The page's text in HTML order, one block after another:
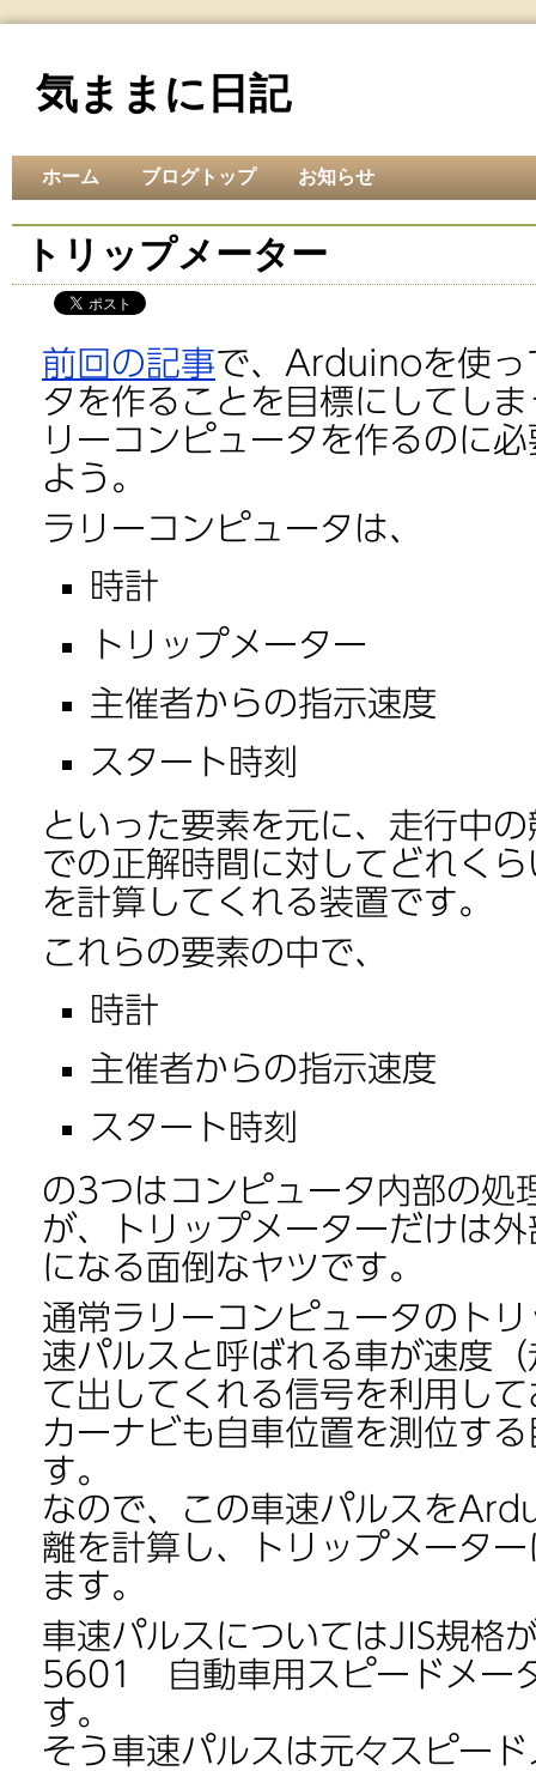
気ままに日記
ホーム ブログトップ お知らせ
トリップメーター
前回の記事で、Arduinoを使っ
タを作ることを目標にしてし
リーコンピュータを作るのに
よう。
ラリーコンピュータは、
時計
トリップメーター
主催者からの指示速度
スタート時刻
といった要素を元に、走行中
での正解時間に対してどれく
を計算してくれる装置です。
これらの要素の中で、
時計
主催者からの指示速度
スタート時刻
の3つはコンピュータ内部の処
が、トリップメーターだけは
になる面倒なヤツです。
通常ラリーコンピュータのト
速パルスと呼ばれる車が速度
て出してくれる信号を利用し
カーナビも自車位置を測位す
す。
なので、この車速パルスを
離を計算し、トリップメータ
ます。
車速パルスについてはJIS規格
5601 自動車用スピードメー
す。
そう車速パルスは元々スピー